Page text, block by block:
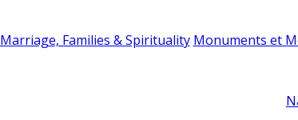
Marriage, Families & Spirituality Monuments et